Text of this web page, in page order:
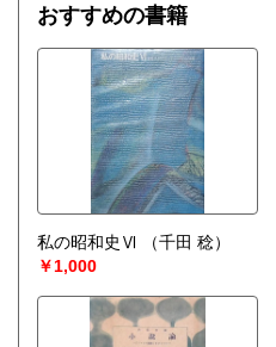
おすすめの書籍
私の昭和史Ⅵ
（千田 稔）
￥1,000